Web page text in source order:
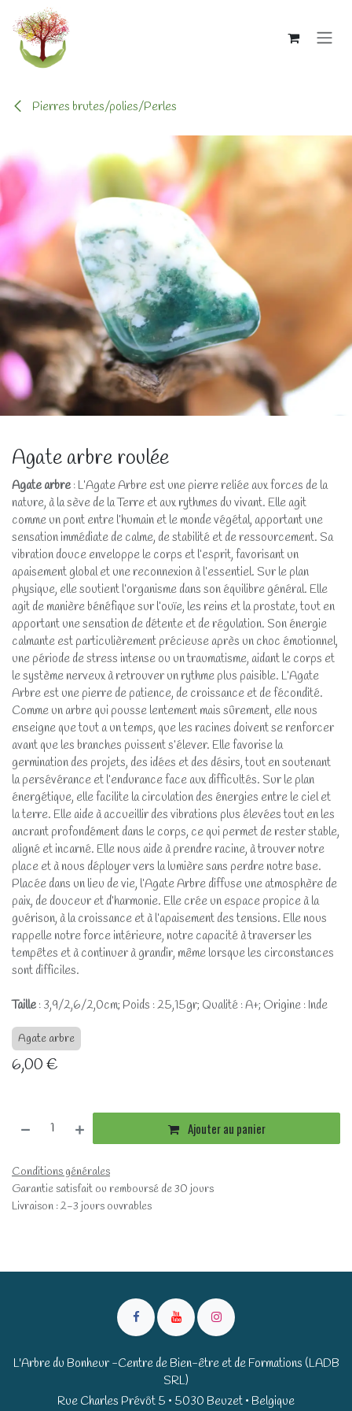
Se rendre au contenu
Pierres brutes/polies/Perles
Agate arbre roulée
Agate arbre : L’Agate Arbre est une pierre reliée aux forces de la
nature, à la sève de la Terre et aux rythmes du vivant. Elle agit
comme un pont entre l’humain et le monde végétal, apportant une
sensation immédiate de calme, de stabilité et de ressourcement. Sa
vibration douce enveloppe le corps et l’esprit, favorisant un
apaisement global et une reconnexion à l’essentiel. Sur le plan
physique, elle soutient l’organisme dans son équilibre général. Elle
agit de manière bénéfique sur l’ouïe, les reins et la prostate, tout en
apportant une sensation de détente et de régulation. Son énergie
calmante est particulièrement précieuse après un choc émotionnel,
une période de stress intense ou un traumatisme, aidant le corps et
le système nerveux à retrouver un rythme plus paisible. L’Agate
Arbre est une pierre de patience, de croissance et de fécondité.
Comme un arbre qui pousse lentement mais sûrement, elle nous
enseigne que tout a un temps, que les racines doivent se renforcer
avant que les branches puissent s’élever. Elle favorise la
germination des projets, des idées et des désirs, tout en soutenant
la persévérance et l’endurance face aux difficultés. Sur le plan
énergétique, elle facilite la circulation des énergies entre le ciel et
la terre. Elle aide à accueillir des vibrations plus élevées tout en les
ancrant profondément dans le corps, ce qui permet de rester stable,
aligné et incarné. Elle nous aide à prendre racine, à trouver notre
place et à nous déployer vers la lumière sans perdre notre base.
Placée dans un lieu de vie, l’Agate Arbre diffuse une atmosphère de
paix, de douceur et d’harmonie. Elle crée un espace propice à la
guérison, à la croissance et à l’apaisement des tensions. Elle nous
rappelle notre force intérieure, notre capacité à traverser les
tempêtes et à continuer à grandir, même lorsque les circonstances
sont difficiles.
Taille : 3,9/2,6/2,0cm; Poids : 25,15gr; Qualité : A+; Origine : Inde
Agate arbre
6,00€
Ajouter au panier
Conditions générales
Garantie satisfait ou remboursé de 30 jours
Livraison : 2-3 jours ouvrables
L'Arbre du Bonheur -Centre de Bien-être et de Formations (LADB
SRL)
Rue Charles Prévôt 5 • 5030 Beuzet • Belgique​​